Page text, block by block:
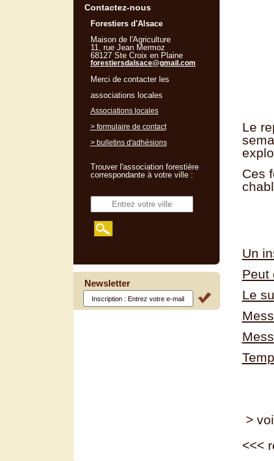
Le
Ces
Un
Peut
Le
>
<<<
Contactez-nous
Forestiers d'Alsace
Maison de l'Agriculture
11, rue Jean Mermoz
68127 Ste Croix en Plaine
forestiersdalsace@gmail.com
Merci de contacter les
associations locales
Associations locales
> formulaire de contact
> bulletins d'adhésions
Trouver l'association forestière
correspondante à votre ville :
Newsletter